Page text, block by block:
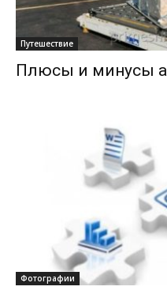
Путешествие
Плюсы и минусы
Фотографии